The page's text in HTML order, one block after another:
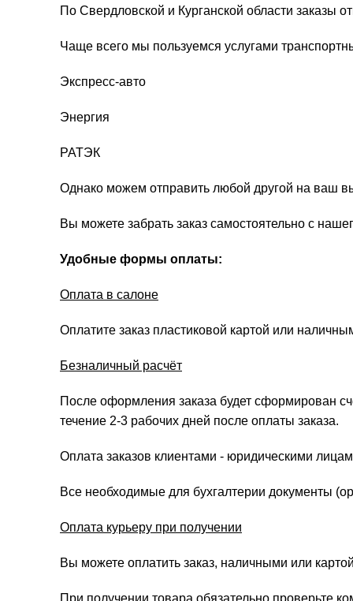
По Свердловской и Курганской области заказы
Чаще всего мы пользуемся услугами
Экспресс-авто
Энергия
РАТЭК
Однако можем отправить любой другой на ваш
Вы можете забрать заказ самостоятельно с
Удобные формы оплаты:
Оплата в салоне
Оплатите заказ пластиковой картой или
Безналичный расчёт
После оформления заказа будет сформирован
течение 2-3 рабочих дней после оплаты заказа.
Оплата заказов клиентами - юридическими
Все необходимые для бухгалтерии документы
Оплата курьеру при получении
Вы можете оплатить заказ, наличными или